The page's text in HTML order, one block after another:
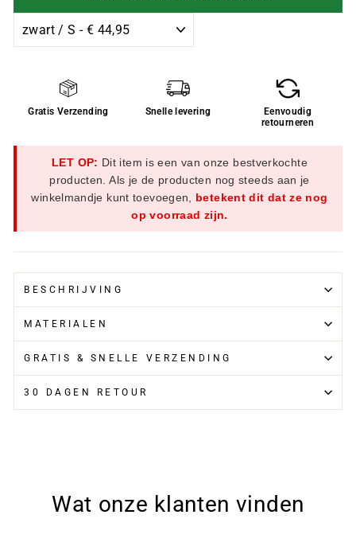
Gratis Verzending Snelle levering
Eenvoudig
retourneren
LET OP: Dit item is een van onze bestverkochte
producten. Als je de producten nog steeds aan je
winkelmandje kunt toevoegen, betekent dit dat ze nog
op voorraad zijn.
BESCHRIJVING
MATERIALEN
GRATIS & SNELLE VERZENDING
30 DAGEN RETOUR
Wat onze klanten vinden